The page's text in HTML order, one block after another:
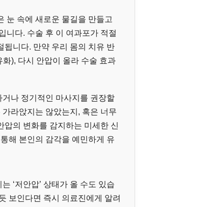
눈 속에 새로운 물길을 만들고
니다. 수술 후 이 여과포가 적절
됩니다. 만약 우리 몸의 치유 반
), 다시 안압이 올라 수술 효과
나 정기적인 마사지를 권장할
라앉지는 않았는지, 혹은 너무
압의 변화를 감지하는 미세한 신
해 본인의 감각을 예민하게 유
‘저안압’ 상태가 올 수도 있습
보인다면 즉시 의료진에게 알려